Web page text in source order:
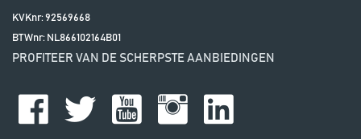
KVKnr: 92569668
BTWnr: NL866102164B01
PROFITEER VAN DE SCHERPSTE AANBIEDINGEN